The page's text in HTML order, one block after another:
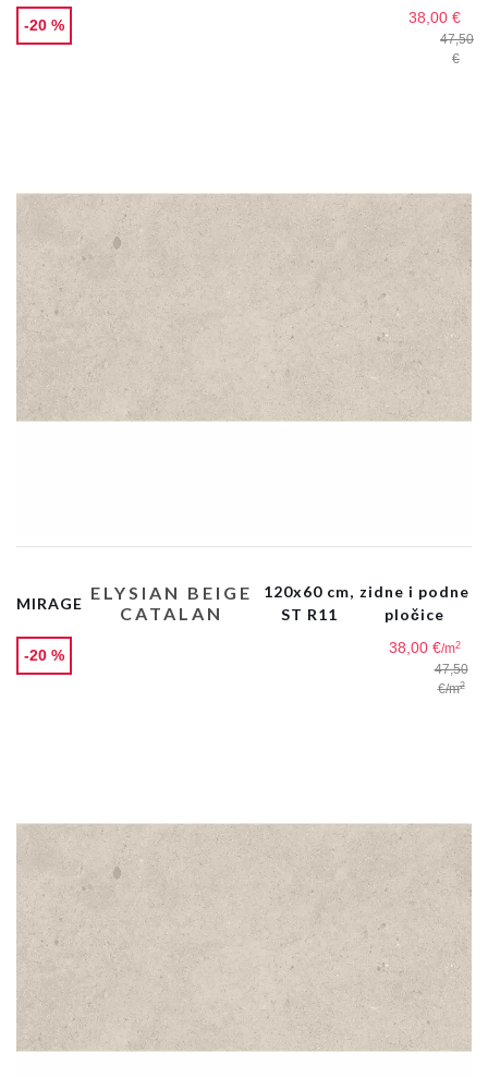
-20 % 38,00 €
47,50
€
MIRAGE ELYSIAN BEIGE
CATALAN
120x60 cm,
ST R11
zidne i podne
pločice
-20 % 38,00 €/m2
47,50
€/m2